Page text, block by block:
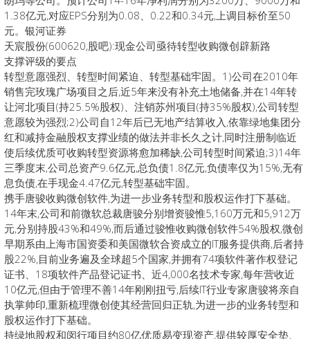
1.38亿元,对应EPS分别为0.08、0.22和0.34元,上调目标价至50
元。银河证券
天宸股份(600620,股吧):现金公司亟待转型收购微创辟新路
支撑评级的要点
转型意愿强烈、转型时间紧迫、转型基础牢固。1)公司在2010年
销售完玫瑰广场项目之后,近5年来没有补充土地储备,并在14年转
让河北项目(持25.5%股权)、注销苏州项目(持35%股权),公司转型
意愿较为强烈;2)公司自12年后已无地产结算收入,依靠绿地集团分
红和减持金融股权支撑业绩的做法并非长久之计,同时注册制临近
使后续优质可收购转型资源将愈加稀缺,公司转型时间紧迫;3)14年
三季度末,公司总资产9.6亿元,总负债1.8亿元,负债率仅为15%,无有
息负债,在手现金4.47亿元,转型基础牢固。
携手唐骏收购微创软件,为进一步业务转型和股权运作打下基础。
14年末,公司和前微软总裁唐骏分别增资骏惟5,160万元和5,912万
元,分别持股43%和49%,而后通过骏惟收购微创软件54%股权,微创
早期系由上海市国资委和美国微软合资成立的IT服务提供商,后者持
股22%,目前业务遍及全球超5个国家,并拥有74项软件著作权登记
证书、18项软件产品登记证书、近4,000名技术专家,每年营收近
10亿元,但由于管理不善14年刚刚扭亏,后续IT行业专家唐骏将亲自
执掌帅印,重新梳理微创使其经营回归正轨,为进一步的业务转型和
股权运作打下基础。
持绿地股权和闵行项目约80亿优质易变现资产,提供较厚安全垫、